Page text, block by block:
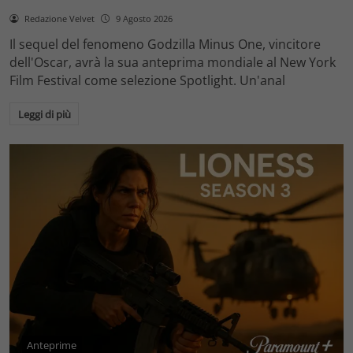
Redazione Velvet 9 Agosto 2026
Il sequel del fenomeno Godzilla Minus One, vincitore
dell'Oscar, avrà la sua anteprima mondiale al New York
Film Festival come selezione Spotlight. Un'anal
Leggi di più
Anteprime